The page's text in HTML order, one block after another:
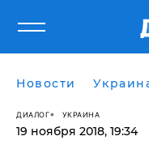
Новости
ДИАЛОГ УКРАИНА
19 ноября 2018, 19:34